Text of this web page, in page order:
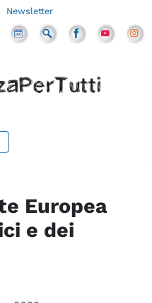
Newsletter
Europea
e dei